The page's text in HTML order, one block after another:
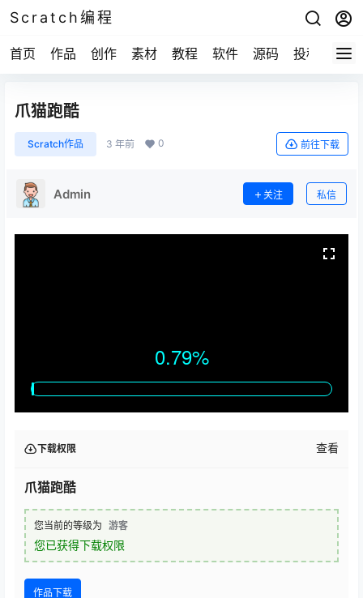
Scratch编程
首页 作品 创作 素材 教程 软件 源码 投稿 关于
爪猫跑酷
Scratch作品 3 年前 0 前往下载
Admin 关注 私信
下载权限 查看
爪猫跑酷
您当前的等级为 游客
您已获得下载权限
作品下载